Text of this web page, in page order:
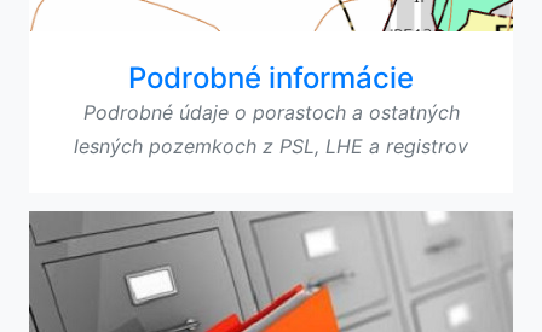
Podrobné informácie
Podrobné údaje o porastoch a ostatných
lesných pozemkoch z PSL, LHE a registrov